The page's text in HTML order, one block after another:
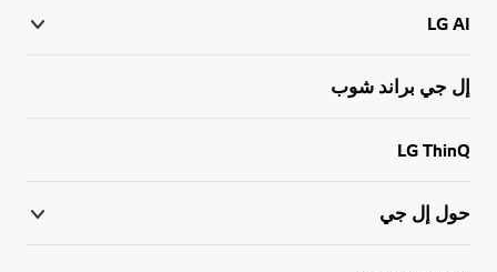
LG AI
إل جي براند شوب
LG ThinQ
حول إل جي